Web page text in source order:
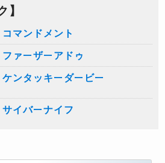
】
コマンドメント
ファーザーアドゥ
ケンタッキーダービー
サイバーナイフ